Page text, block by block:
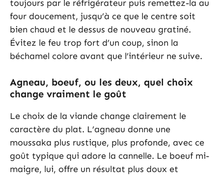
toujours par le réfrigérateur puis remettez-la au
four doucement, jusqu’à ce que le centre soit
bien chaud et le dessus de nouveau gratiné.
Évitez le feu trop fort d’un coup, sinon la
béchamel colore avant que l’intérieur ne suive.
Agneau, boeuf, ou les deux, quel choix
change vraiment le goût
Le choix de la viande change clairement le
caractère du plat. L’agneau donne une
moussaka plus rustique, plus profonde, avec ce
goût typique qui adore la cannelle. Le boeuf mi-
maigre, lui, offre un résultat plus doux et